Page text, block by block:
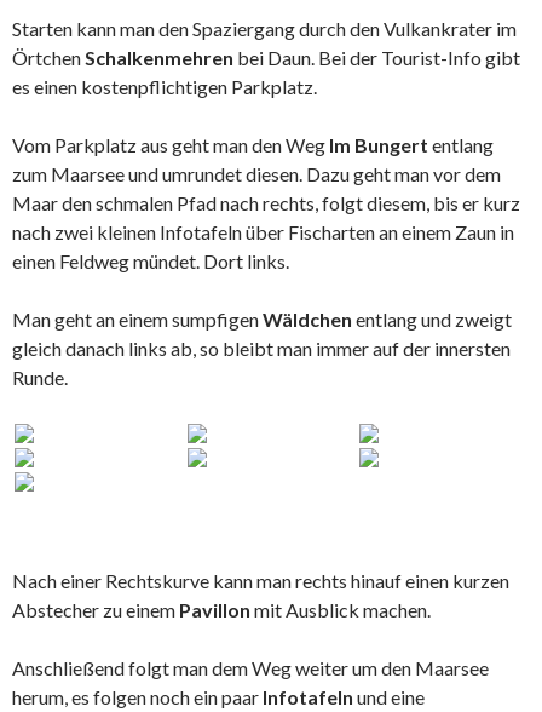
Starten kann man den Spaziergang durch den Vulkankrater im
Örtchen Schalkenmehren bei Daun. Bei der Tourist-Info gibt
es einen kostenpflichtigen Parkplatz.
Vom Parkplatz aus geht man den Weg Im Bungert entlang
zum Maarsee und umrundet diesen. Dazu geht man vor dem
Maar den schmalen Pfad nach rechts, folgt diesem, bis er kurz
nach zwei kleinen Infotafeln über Fischarten an einem Zaun in
einen Feldweg mündet. Dort links.
Man geht an einem sumpfigenWäldchen entlang und zweigt
gleich danach links ab, so bleibt man immer auf der innersten
Runde.
Nach einer Rechtskurve kann man rechts hinauf einen kurzen
Abstecher zu einem Pavillon mit Ausblick machen.
Anschließend folgt man dem Weg weiter um den Maarsee
herum, es folgen noch ein paar Infotafeln und eine